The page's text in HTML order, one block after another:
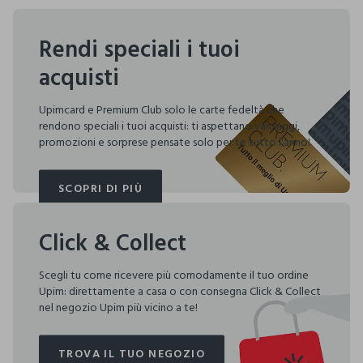
Rendi speciali i tuoi
acquisti
Upimcard e Premium Club solo le carte fedeltà che
rendono speciali i tuoi acquisti: ti aspettano vantaggi,
promozioni e sorprese pensate solo per te tutto l'anno!
SCOPRI DI PIÙ
SCOPRI DI PIÙ
Click & Collect
Scegli tu come ricevere più comodamente il tuo ordine
Upim: direttamente a casa o con consegna Click & Collect
nel negozio Upim più vicino a te!
TROVA IL TUO NEGOZIO